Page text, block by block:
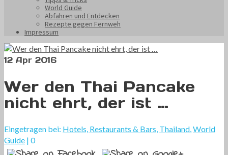
World Guide
Abfahren und Entdecken
Rezepte gegen Fernweh
Impressum
12 Apr 2016
Wer den Thai Pancake
nicht ehrt, der ist …
Eingetragen bei: Hotels, Restaurants & Bars Thailand World
Guide | 0